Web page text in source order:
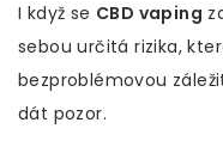
I když se CBD vaping
sebou určitá rizika,
bezproblémovou
dát pozor.